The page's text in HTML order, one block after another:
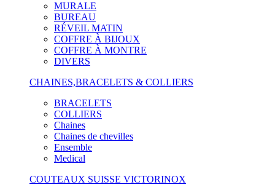
MURALE
BUREAU
RÉVEIL MATIN
COFFRE À BIJOUX
COFFRE À MONTRE
DIVERS
CHAINES,BRACELETS & COLLIERS
BRACELETS
COLLIERS
Chaines
Chaines de chevilles
Ensemble
Medical
COUTEAUX SUISSE VICTORINOX